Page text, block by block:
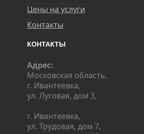
Цены на услуги
Контакты
КОНТАКТЫ
Адрес:
Московская область,
г. Ивантеевка,
ул. Луговая, дом 3,
г. Ивантеевка,
ул. Трудовая, дом 7,